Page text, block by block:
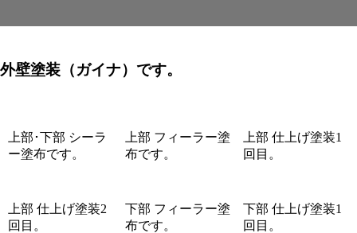
外壁塗装 （ガイナ）です。
上部･下部 シーラ
ー塗布です。
上部 フィーラー塗
布です。
上部 仕上げ塗装1
回目。
上部 仕上げ塗装2
回目。
下部 フィーラー塗
布です。
下部 仕上げ塗装1
回目。